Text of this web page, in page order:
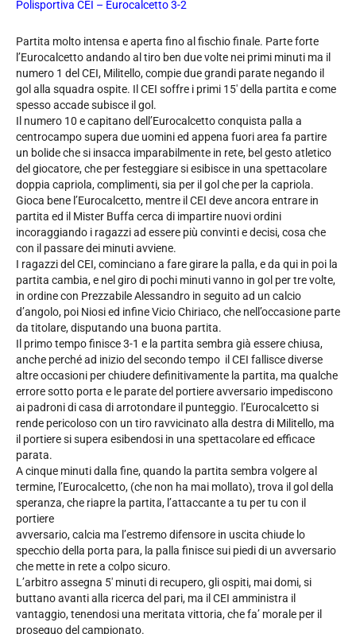
Polisportiva CEI – Eurocalcetto 3-2
Partita molto intensa e aperta fino al fischio finale. Parte forte
l’Eurocalcetto andando al tiro ben due volte nei primi minuti ma il
numero 1 del CEI, Militello, compie due grandi parate negando il
gol alla squadra ospite. Il CEI soffre i primi 15′ della partita e come
spesso accade subisce il gol.
Il numero 10 e capitano dell’Eurocalcetto conquista palla a
centrocampo supera due uomini ed appena fuori area fa partire
un bolide che si insacca imparabilmente in rete, bel gesto atletico
del giocatore, che per festeggiare si esibisce in una spettacolare
doppia capriola, complimenti, sia per il gol che per la capriola.
Gioca bene l’Eurocalcetto, mentre il CEI deve ancora entrare in
partita ed il Mister Buffa cerca di impartire nuovi ordini
incoraggiando i ragazzi ad essere più convinti e decisi, cosa che
con il passare dei minuti avviene.
I ragazzi del CEI, cominciano a fare girare la palla, e da qui in poi la
partita cambia, e nel giro di pochi minuti vanno in gol per tre volte,
in ordine con Prezzabile Alessandro in seguito ad un calcio
d’angolo, poi Niosi ed infine Vicio Chiriaco, che nell’occasione parte
da titolare, disputando una buona partita.
Il primo tempo finisce 3-1 e la partita sembra già essere chiusa,
anche perché ad inizio del secondo tempo il CEI fallisce diverse
altre occasioni per chiudere definitivamente la partita, ma qualche
errore sotto porta e le parate del portiere avversario impediscono
ai padroni di casa di arrotondare il punteggio. l’Eurocalcetto si
rende pericoloso con un tiro ravvicinato alla destra di Militello, ma
il portiere si supera esibendosi in una spettacolare ed efficace
parata.
A cinque minuti dalla fine, quando la partita sembra volgere al
termine, l’Eurocalcetto, (che non ha mai mollato), trova il gol della
speranza, che riapre la partita, l’attaccante a tu per tu con il
portiere
avversario, calcia ma l’estremo difensore in uscita chiude lo
specchio della porta para, la palla finisce sui piedi di un avversario
che mette in rete a colpo sicuro.
L’arbitro assegna 5′ minuti di recupero, gli ospiti, mai domi, si
buttano avanti alla ricerca del pari, ma il CEI amministra il
vantaggio, tenendosi una meritata vittoria, che fa’ morale per il
proseguo del campionato.